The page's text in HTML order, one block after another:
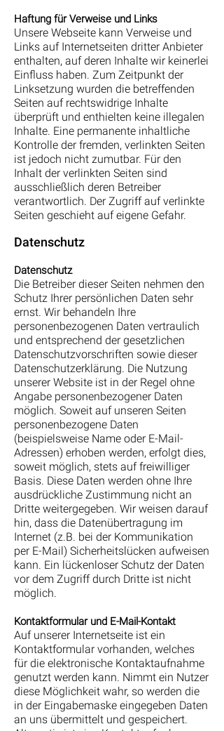
Haftung für Verweise und Links
Unsere Webseite kann Verweise und
Links auf Internetseiten dritter Anbieter
enthalten, auf deren Inhalte wir keinerlei
Einfluss haben. Zum Zeitpunkt der
Linksetzung wurden die betreffenden
Seiten auf rechtswidrige Inhalte
überprüft und enthielten keine illegalen
Inhalte. Eine permanente inhaltliche
Kontrolle der fremden, verlinkten Seiten
ist jedoch nicht zumutbar. Für den
Inhalt der verlinkten Seiten sind
ausschließlich deren Betreiber
verantwortlich. Der Zugriff auf verlinkte
Seiten geschieht auf eigene Gefahr.
Datenschutz
Datenschutz
Die Betreiber dieser Seiten nehmen den
Schutz Ihrer persönlichen Daten sehr
ernst. Wir behandeln Ihre
personenbezogenen Daten vertraulich
und entsprechend der gesetzlichen
Datenschutzvorschriften sowie dieser
Datenschutzerklärung. Die Nutzung
unserer Website ist in der Regel ohne
Angabe personenbezogener Daten
möglich. Soweit auf unseren Seiten
personenbezogene Daten
(beispielsweise Name oder E-Mail-
Adressen) erhoben werden, erfolgt dies,
soweit möglich, stets auf freiwilliger
Basis. Diese Daten werden ohne Ihre
ausdrückliche Zustimmung nicht an
Dritte weitergegeben. Wir weisen darauf
hin, dass die Datenübertragung im
Internet (z.B. bei der Kommunikation
per E-Mail) Sicherheitslücken aufweisen
kann. Ein lückenloser Schutz der Daten
vor dem Zugriff durch Dritte ist nicht
möglich.
Kontaktformular und E-Mail-Kontakt
Auf unserer Internetseite ist ein
Kontaktformular vorhanden, welches
für die elektronische Kontaktaufnahme
genutzt werden kann. Nimmt ein Nutzer
diese Möglichkeit wahr, so werden die
in der Eingabemaske eingegeben Daten
an uns übermittelt und gespeichert.